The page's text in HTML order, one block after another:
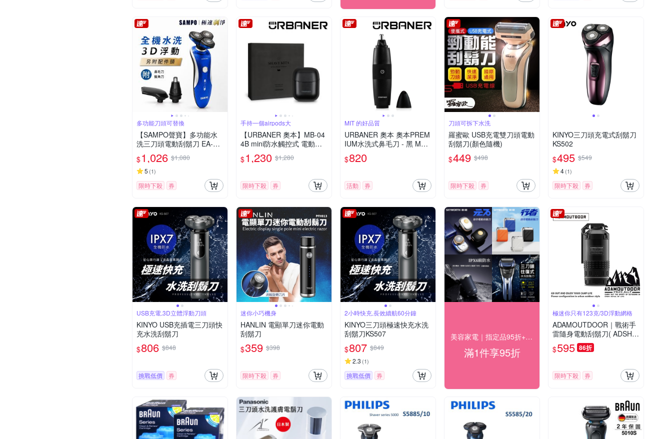
多功能刀頭可替換
【SAMPO聲寶】多功能水
洗三刀頭電動刮鬍刀 EA-Z1
901WL(鼻毛刀/鬢角刀)
$1,026 $1,080
5 (1)
限時下殺 券
手持一個airpods大
【URBANER 奧本】MB-04
4B mini防水觸控式 電動刮
鬍刀(口袋電刮鬍刀/電鬍刀/
刮鬍刀)
$1,230 $1,280
限時下殺 券
MIT 的好品質
URBANER 奧本 奧本PREM
IUM水洗式鼻毛刀 - 黑 MB-
061
$820
活動 券
刀頭可拆下水洗
羅蜜歐 USB充電雙刀頭電動
刮鬍刀(顏色隨機)
$449 $498
限時下殺 券
KINYO三刀頭充電式刮鬍刀
KS502
$495 $549
4(1)
限時下殺 券
USB充電,3D立體浮動刀頭
KINYO USB充插電三刀頭快
充水洗刮鬍刀
$806 $848
挑戰低價 券
迷你小巧機身
HANLIN 電顯單刀迷你電動
刮鬍刀
$359 $398
限時下殺 券
2小時快充,長效續航60分鐘
KINYO三刀頭極速快充水洗
刮鬍刀KS507
$807 $849
2.3 (1)
挑戰低價 券
美容家電｜指定品95折+快速到貨
滿1件享95折
極迷你只有123克/3D浮動網格
ADAMOUTDOOR｜戰術手
雷隨身電動刮鬍刀( ADSH-
GRE600 旅行 戶外)
$595 86折
限時下殺 券